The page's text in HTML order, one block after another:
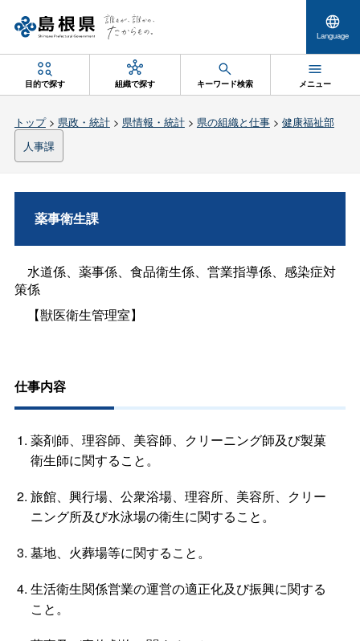
Language
目的で探す 組織で探す キーワード検索 メニュー
トップ> 県政・統計> 県情報・統計> 県の組織と仕事> 健康福祉部
人事課
薬事衛生課
水道係、薬事係、食品衛生係、営業指導係、感染症対
策係
【獣医衛生管理室】
仕事内容
薬剤師、理容師、美容師、クリーニング師及び製菓
衛生師に関すること。
旅館、興行場、公衆浴場、理容所、美容所、クリー
ニング所及び水泳場の衛生に関すること。
墓地、火葬場等に関すること。
生活衛生関係営業の運営の適正化及び振興に関する
こと。